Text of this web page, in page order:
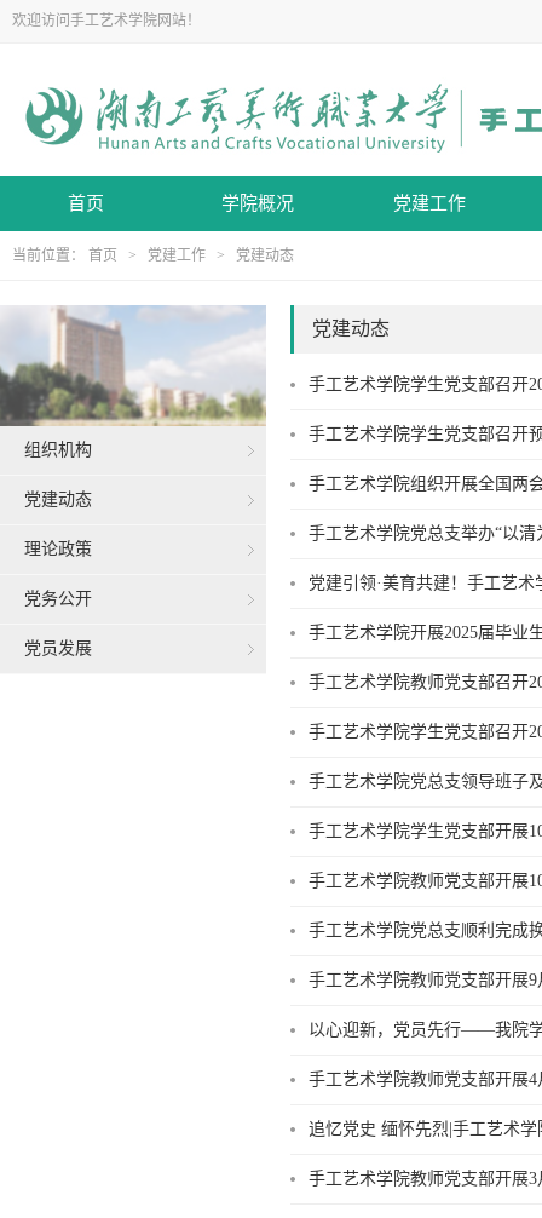
欢迎访问手工艺术学院网站！
首页 学院概况 党建工作
当前位置： 首页 > 党建工作 > 党建动态
组织机构
党建动态
理论政策
党务公开
党员发展
党建动态
手工艺术学院学生党支部召开
手工艺术学院学生党支部召开
手工艺术学院组织开展全国两
手工艺术学院党总支举办“以
党建引领·美育共建！手工艺
手工艺术学院开展2025届毕业
手工艺术学院教师党支部召开
手工艺术学院学生党支部召开
手工艺术学院党总支领导班子
手工艺术学院学生党支部开展
手工艺术学院教师党支部开展
手工艺术学院党总支顺利完成
手工艺术学院教师党支部开展
以心迎新，党员先行——我院
手工艺术学院教师党支部开展
追忆党史 缅怀先烈|手工艺术
手工艺术学院教师党支部开展